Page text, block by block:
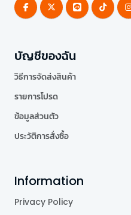
บัญชีของฉัน
วิธีการจัดส่งสินค้า
รายการโปรด
ข้อมูลส่วนตัว
ประวัติการสั่งซื้อ
Information
Privacy Policy